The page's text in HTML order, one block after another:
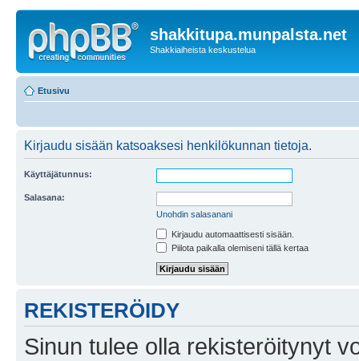
shakkitupa.munpalsta.net
Shakkiaiheista keskustelua
Etusivu
Kirjaudu sisään katsoaksesi henkilökunnan tietoja.
Käyttäjätunnus:
Salasana:
Unohdin salasanani
Kirjaudu automaattisesti sisään.
Piilota paikalla olemiseni tällä kertaa
REKISTERÖIDY
Sinun tulee olla rekisteröitynyt